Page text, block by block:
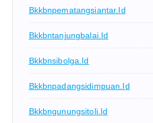
Bkkbnpematangsiantar.id
Bkkbntanjungbalai.id
Bkkbnsibolga.id
Bkkbnpadangsidimpuan.id
Bkkbngunungsitoli.id